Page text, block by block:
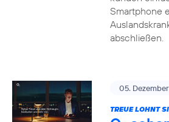
Smartphone
abschließen.
05.
TREUE LOHNT